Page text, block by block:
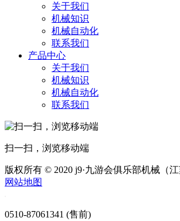
关于我们
机械知识
机械自动化
联系我们
产品中心
关于我们
机械知识
机械自动化
联系我们
扫一扫，浏览移动端
版权所有 © 2020 j9·九游会俱乐部机械（
网站地图
0510-87061341 (售前)